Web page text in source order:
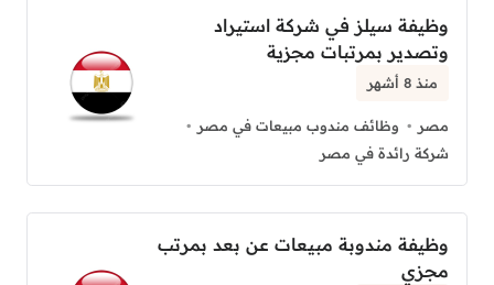
وظيفة سيلز في شركة استيراد
وتصدير بمرتبات مجزية
منذ 8 أشهر
مصر
وظائف مندوب مبيعات في مصر
شركة رائدة في مصر
وظيفة مندوبة مبيعات عن بعد بمرتب
مجزي